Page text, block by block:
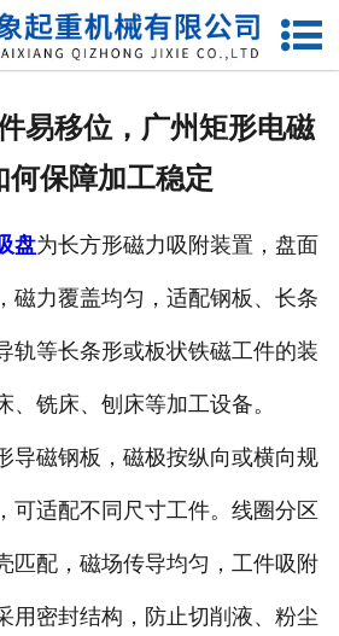
网站首页
厂区一角
案例展示
联系我们
易移位，广州矩形电磁
何保障加工稳定
盘为长方形磁力吸附装置，盘面
磁力覆盖均匀，适配钢板、长条
轨等长条形或板状铁磁工件的装
、铣床、刨床等加工设备。
磁钢板，磁极按纵向或横向规
可适配不同尺寸工件。线圈分区
匹配，磁场传导均匀，工件吸附
用密封结构，防止切削液、粉尘